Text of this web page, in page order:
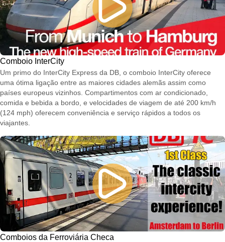
Comboio InterCity
Um primo do InterCity Express da DB, o comboio InterCity oferece
uma ótima ligação entre as maiores cidades alemãs assim como
países europeus vizinhos. Compartimentos com ar condicionado,
comida e bebida a bordo, e velocidades de viagem de até 200 km/h
(124 mph) oferecem conveniência e serviço rápidos a todos os
viajantes.
Comboios da Ferroviária Checa